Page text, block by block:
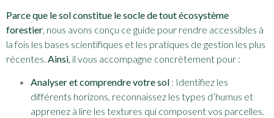
Parce que le sol constitue le socle de tout écosystème
forestier, nous avons conçu ce guide pour rendre accessibles à
la fois les bases scientifiques et les pratiques de gestion les plus
récentes. Ainsi, il vous accompagne concrètement pour :
Analyser et comprendre votre sol : Identifiez les
différents horizons, reconnaissez les types d’humus et
apprenez à lire les textures qui composent vos parcelles.